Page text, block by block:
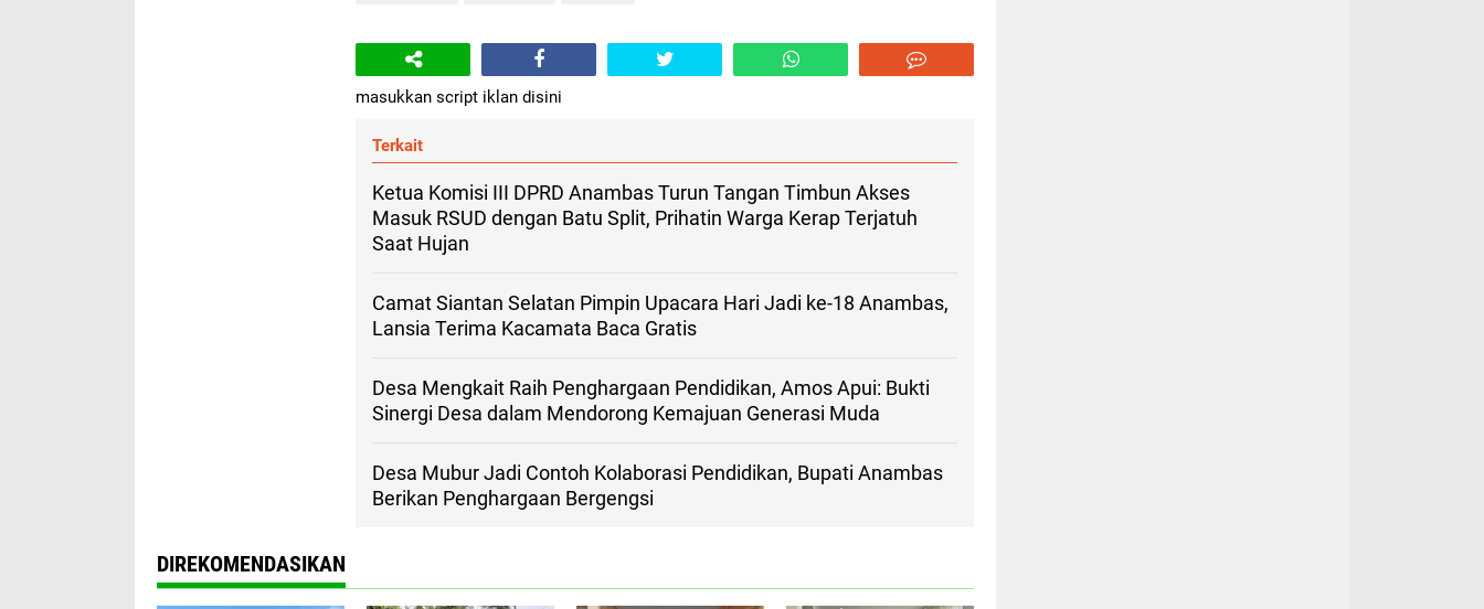
masukkan script iklan disini
Terkait
Ketua Komisi III DPRD Anambas Turun Tangan Timbun Akses
Masuk RSUD dengan Batu Split, Prihatin Warga Kerap Terjatuh
Saat Hujan
Camat Siantan Selatan Pimpin Upacara Hari Jadi ke-18 Anambas,
Lansia Terima Kacamata Baca Gratis
Desa Mengkait Raih Penghargaan Pendidikan, Amos Apui: Bukti
Sinergi Desa dalam Mendorong Kemajuan Generasi Muda
Desa Mubur Jadi Contoh Kolaborasi Pendidikan, Bupati Anambas
Berikan Penghargaan Bergengsi
DIREKOMENDASIKAN